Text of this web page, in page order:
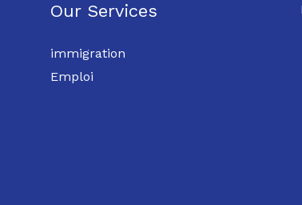
Our Services
immigration
Emploi